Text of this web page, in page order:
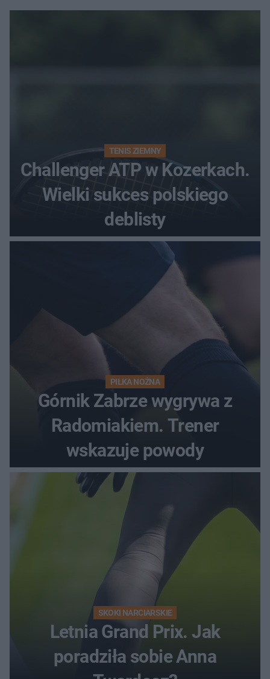
TENIS ZIEMNY
Challenger ATP w Kozerkach.
Wielki sukces polskiego
deblisty
PIŁKA NOŻNA
Górnik Zabrze wygrywa z
Radomiakiem. Trener
wskazuje powody
SKOKI NARCIARSKIE
Letnia Grand Prix. Jak
poradziła sobie Anna